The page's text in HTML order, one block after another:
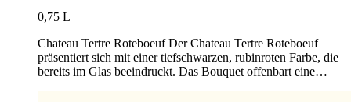
0,75 L
Chateau Tertre Roteboeuf Der Chateau Tertre Roteboeuf
präsentiert sich mit einer tiefschwarzen, rubinroten Farbe, die
bereits im Glas beeindruckt. Das Bouquet offenbart eine…